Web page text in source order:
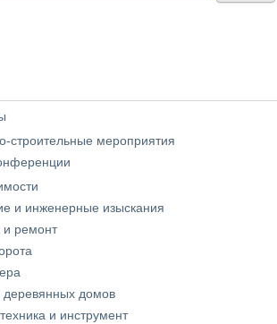
строительные мероприятия
и инженерные изыскания
и ремонт
деревянных домов
и инструмент